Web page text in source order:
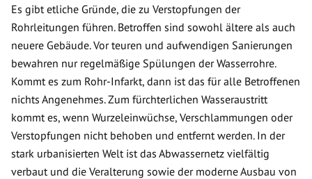
Es gibt etliche Gründe, die zu Verstopfungen der
Rohrleitungen führen. Betroffen sind sowohl ältere als auch
neuere Gebäude. Vor teuren und aufwendigen Sanierungen
bewahren nur regelmäßige Spülungen der Wasserrohre.
Kommt es zum Rohr-Infarkt, dann ist das für alle Betroffenen
nichts Angenehmes. Zum fürchterlichen Wasseraustritt
kommt es, wenn Wurzeleinwüchse, Verschlammungen oder
Verstopfungen nicht behoben und entfernt werden. In der
stark urbanisierten Welt ist das Abwassernetz vielfältig
verbaut und die Veralterung sowie der moderne Ausbau von